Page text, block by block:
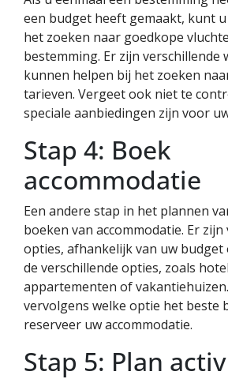
een budget heeft gemaakt, kunt
het zoeken naar goedkope
bestemming. Er zijn verschillende
kunnen helpen bij het zoeken
tarieven. Vergeet ook niet te
speciale aanbiedingen zijn voor
Stap 4: Boek
accommodatie
Een andere stap in het plannen
boeken van accommodatie. Er
opties, afhankelijk van uw budget
de verschillende opties, zoals
appartementen of
vervolgens welke optie het beste
reserveer uw accommodatie.
Stap 5: Plan